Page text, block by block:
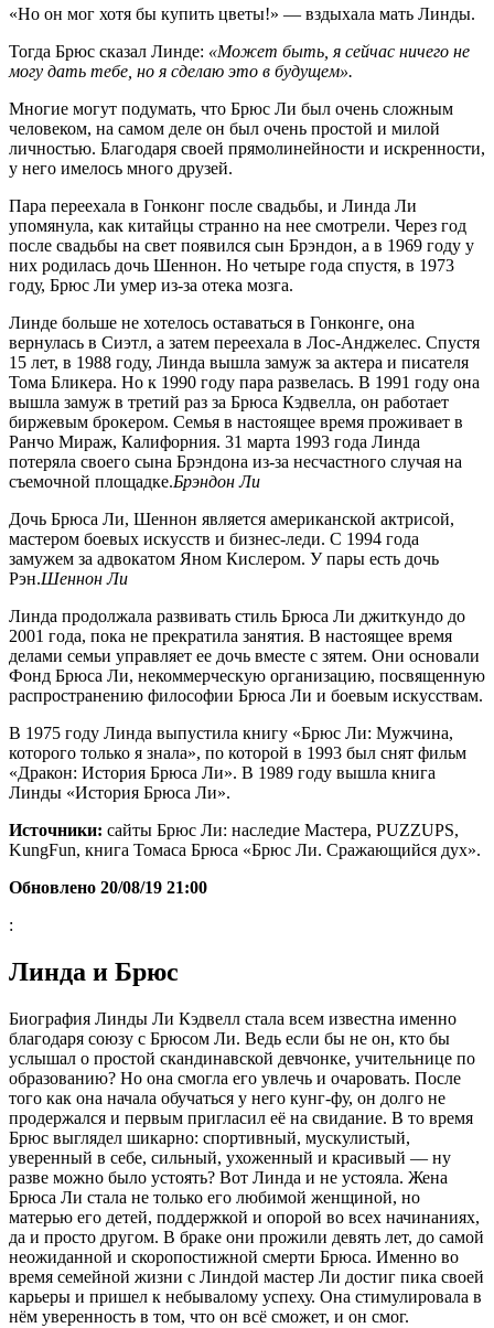
«Но он мог хотя бы купить цветы!» — вздыхала мать Линды.
Тогда Брюс сказал Линде: «Может быть, я сейчас ничего не
могу дать тебе, но я сделаю это в будущем».
Многие могут подумать, что Брюс Ли был очень сложным
человеком, на самом деле он был очень простой и милой
личностью. Благодаря своей прямолинейности и искренности,
у него имелось много друзей.
Пара переехала в Гонконг после свадьбы, и Линда Ли
упомянула, как китайцы странно на нее смотрели. Через год
после свадьбы на свет появился сын Брэндон, а в 1969 году у
них родилась дочь Шеннон. Но четыре года спустя, в 1973
году, Брюс Ли умер из-за отека мозга.
Линде больше не хотелось оставаться в Гонконге, она
вернулась в Сиэтл, а затем переехала в Лос-Анджелес. Спустя
15 лет, в 1988 году, Линда вышла замуж за актера и писателя
Тома Бликера. Но к 1990 году пара развелась. В 1991 году она
вышла замуж в третий раз за Брюса Кэдвелла, он работает
биржевым брокером. Семья в настоящее время проживает в
Ранчо Мираж, Калифорния. 31 марта 1993 года Линда
потеряла своего сына Брэндона из-за несчастного случая на
съемочной площадке.Брэндон Ли
Дочь Брюса Ли, Шеннон является американской актрисой,
мастером боевых искусств и бизнес-леди. С 1994 года
замужем за адвокатом Яном Кислером. У пары есть дочь
Рэн.Шеннон Ли
Линда продолжала развивать стиль Брюса Ли джиткундо до
2001 года, пока не прекратила занятия. В настоящее время
делами семьи управляет ее дочь вместе с зятем. Они основали
Фонд Брюса Ли, некоммерческую организацию, посвященную
распространению философии Брюса Ли и боевым искусствам.
В 1975 году Линда выпустила книгу «Брюс Ли: Мужчина,
которого только я знала», по которой в 1993 был снят фильм
«Дракон: История Брюса Ли». В 1989 году вышла книга
Линды «История Брюса Ли».
Источники: сайты Брюс Ли: наследие Мастера, PUZZUPS,
KungFun, книга Томаса Брюса «Брюс Ли. Сражающийся дух».
Обновлено 20/08/19 21:00
:
Линда и Брюс
Биография Линды Ли Кэдвелл стала всем известна именно
благодаря союзу с Брюсом Ли. Ведь если бы не он, кто бы
услышал о простой скандинавской девчонке, учительнице по
образованию? Но она смогла его увлечь и очаровать. После
того как она начала обучаться у него кунг-фу, он долго не
продержался и первым пригласил её на свидание. В то время
Брюс выглядел шикарно: спортивный, мускулистый,
уверенный в себе, сильный, ухоженный и красивый — ну
разве можно было устоять? Вот Линда и не устояла. Жена
Брюса Ли стала не только его любимой женщиной, но
матерью его детей, поддержкой и опорой во всех начинаниях,
да и просто другом. В браке они прожили девять лет, до самой
неожиданной и скоропостижной смерти Брюса. Именно во
время семейной жизни с Линдой мастер Ли достиг пика своей
карьеры и пришел к небывалому успеху. Она стимулировала в
нём уверенность в том, что он всё сможет, и он смог.